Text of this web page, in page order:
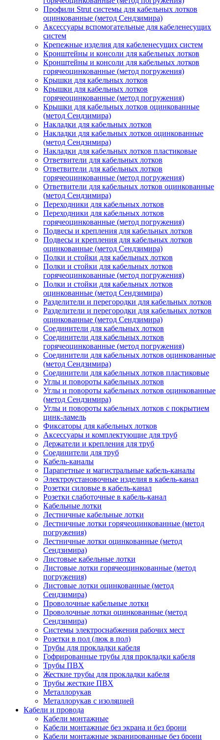
Профили Strut системы для кабельных лотков
оцинкованные (метод Сендзимира)
Аксессуары вспомогательные для кабеленесущих
систем
Крепежные изделия для кабеленесущих систем
Кронштейны и консоли для кабельных лотков
Кронштейны и консоли для кабельных лотков
горячеоцинкованные (метод погружения)
Крышки для кабельных лотков
Крышки для кабельных лотков
горячеоцинкованные (метод погружения)
Крышки для кабельных лотков оцинкованные
(метод Сендзимира)
Накладки для кабельных лотков
Накладки для кабельных лотков оцинкованные
(метод Сендзимира)
Накладки для кабельных лотков пластиковые
Ответвители для кабельных лотков
Ответвители для кабельных лотков
горячеоцинкованные (метод погружения)
Ответвители для кабельных лотков оцинкованные
(метод Сендзимира)
Переходники для кабельных лотков
Переходники для кабельных лотков
горячеоцинкованные (метод погружения)
Подвесы и крепления для кабельных лотков
Подвесы и крепления для кабельных лотков
оцинкованные (метод Сендзимира)
Полки и стойки для кабельных лотков
Полки и стойки для кабельных лотков
горячеоцинкованные (метод погружения)
Полки и стойки для кабельных лотков
оцинкованные (метод Сендзимира)
Разделители и перегородки для кабельных лотков
Разделители и перегородки для кабельных лотков
оцинкованные (метод Сендзимира)
Соединители для кабельных лотков
Соединители для кабельных лотков
горячеоцинкованные (метод погружения)
Соединители для кабельных лотков оцинкованные
(метод Сендзимира)
Соединители для кабельных лотков пластиковые
Углы и повороты кабельных лотков
Углы и повороты кабельных лотков оцинкованные
(метод Сендзимира)
Углы и повороты кабельных лотков с покрытием
цинк-ламель
Фиксаторы для кабельных лотков
Аксессуары и комплектующие для труб
Держатели и крепления для труб
Соединители для труб
Кабель-каналы
Парапетные и магистральные кабель-каналы
Электроустановочные изделия в кабель-канал
Розетки силовые в кабель-канал
Розетки слаботочные в кабель-канал
Кабельные лотки
Лестничные кабельные лотки
Лестничные лотки горячеоцинкованные (метод
погружения)
Лестничные лотки оцинкованные (метод
Сендзимира)
Листовые кабельные лотки
Листовые лотки горячеоцинкованные (метод
погружения)
Листовые лотки оцинкованные (метод
Сендзимира)
Проволочные кабельные лотки
Проволочные лотки оцинкованные (метод
Сендзимира)
Системы электроснабжения рабочих мест
Розетки в пол (люк в пол)
Трубы для прокладки кабеля
Гофрированные трубы для прокладки кабеля
Трубы ПВХ
Жесткие трубы для прокладки кабеля
Трубы жесткие ПВХ
Металлорукав
Металлорукав с изоляцией
Кабели и провода
Кабели монтажные
Кабели монтажные без экрана и без брони
Кабели монтажные экранированные без брони